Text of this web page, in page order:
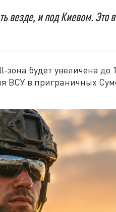
везде, и под Киевом. Это
зона будет увеличена до
ВСУ в приграничных